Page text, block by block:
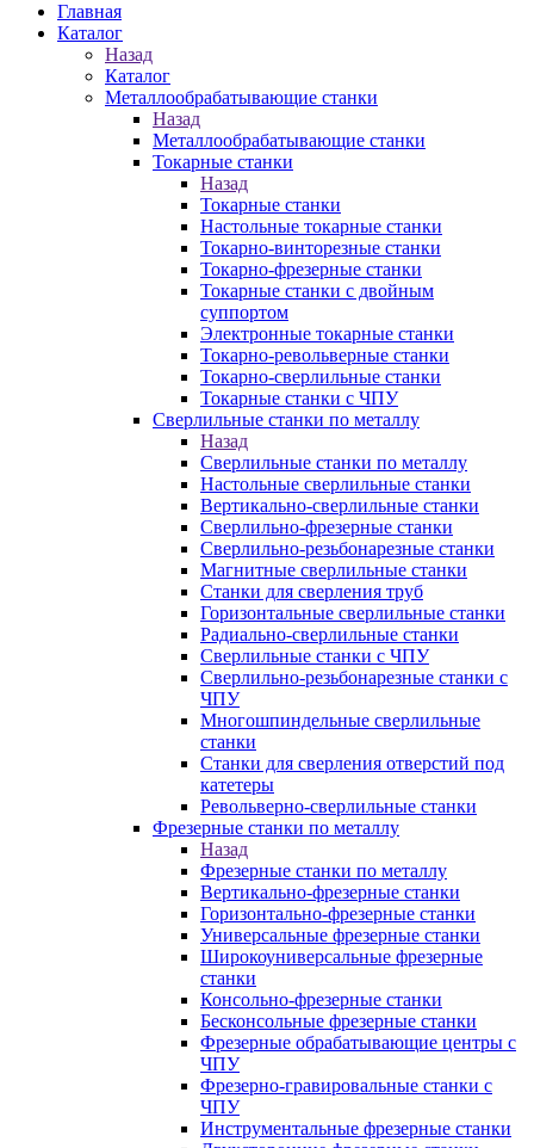
Главная
Каталог
Назад
Каталог
Металлообрабатывающие станки
Назад
Металлообрабатывающие станки
Токарные станки
Назад
Токарные станки
Настольные токарные станки
Токарно-винторезные станки
Токарно-фрезерные станки
Токарные станки с двойным
суппортом
Электронные токарные станки
Токарно-револьверные станки
Токарно-сверлильные станки
Токарные станки с ЧПУ
Сверлильные станки по металлу
Назад
Сверлильные станки по металлу
Настольные сверлильные станки
Вертикально-сверлильные станки
Сверлильно-фрезерные станки
Сверлильно-резьбонарезные станки
Магнитные сверлильные станки
Станки для сверления труб
Горизонтальные сверлильные станки
Радиально-сверлильные станки
Сверлильные станки с ЧПУ
Сверлильно-резьбонарезные станки с
ЧПУ
Многошпиндельные сверлильные
станки
Станки для сверления отверстий под
катетеры
Револьверно-сверлильные станки
Фрезерные станки по металлу
Назад
Фрезерные станки по металлу
Вертикально-фрезерные станки
Горизонтально-фрезерные станки
Универсальные фрезерные станки
Широкоуниверсальные фрезерные
станки
Консольно-фрезерные станки
Бесконсольные фрезерные станки
Фрезерные обрабатывающие центры с
ЧПУ
Фрезерно-гравировальные станки с
ЧПУ
Инструментальные фрезерные станки